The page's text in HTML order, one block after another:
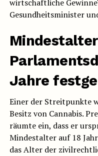
wirtschaftliche
Gesundheitsminister
Jahre
Einer der Streitpunkte
Besitz von Cannabis.
räumte ein, dass er
Mindestalter auf 18
das Alter der